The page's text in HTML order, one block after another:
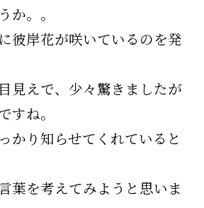
か。。
彼岸花が咲いているのを発
見えで、少々驚きましたが
すね。
かり知らせてくれていると
葉を考えてみようと思いま